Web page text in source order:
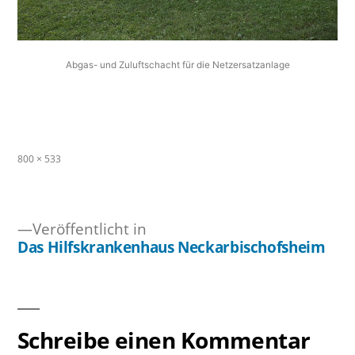
Abgas- und Zuluftschacht für die Netzersatzanlage
Originalgröße
800 × 533
Veröffentlicht in
Das Hilfskrankenhaus Neckarbischofsheim
Schreibe einen Kommentar